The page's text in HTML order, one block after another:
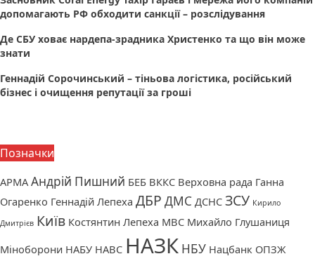
допомагають РФ обходити санкції – розслідування
Де СБУ ховає нардепа-зрадника Христенко та що він може
знати
Геннадій Сорочинський – тіньова логістика, російський
бізнес і очищення репутації за гроші
Позначки
АРМА Андрій Пишний БЕБ ВККС Верховна рада Ганна
Огаренко Геннадій Лепеха ДБР ДМС ДСНС ЗСУ Кирило
Дмитрієв Київ Костянтин Лепеха МВС Михайло Глушаниця
Міноборони НАБУ НАВС НАЗК НБУ Нацбанк ОПЗЖ